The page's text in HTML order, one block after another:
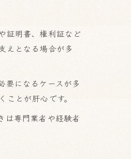
証明書、権利証など
えとなる場合が多
要になるケースが多
とが肝心です。
は専門業者や経験者